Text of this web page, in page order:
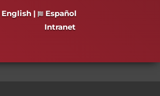
|
Español
Intranet